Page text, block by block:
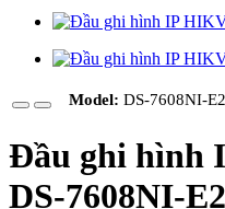
Model: DS-7608NI-
Đầu ghi hình
DS-7608NI-